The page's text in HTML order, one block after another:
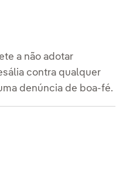
a não adotar
contra qualquer
denúncia de boa-fé.